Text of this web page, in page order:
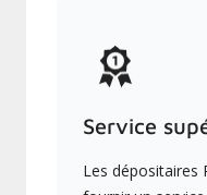
Service
Les dépositaires